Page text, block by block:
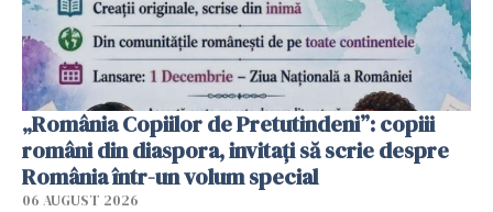
„România Copiilor de Pretutindeni”: copiii
români din diaspora, invitați să scrie despre
România într-un volum special
06 AUGUST 2026